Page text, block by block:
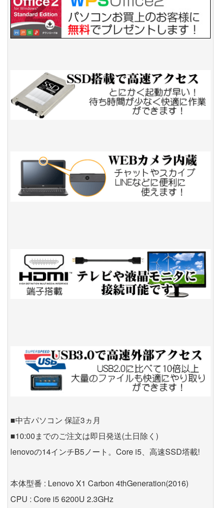
■中古パソコン 保証3ヵ月
■10:00までのご注文は即日発送(土日除く)
lenovoの14インチB5ノート。Core i5、高速SSD塔載!
本体型番 : Lenovo X1 Carbon 4thGeneration(2016)
CPU : Core i5 6200U 2.3GHz